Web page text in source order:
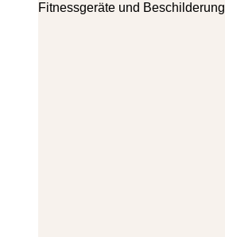
Fitnessgeräte und Beschilderung